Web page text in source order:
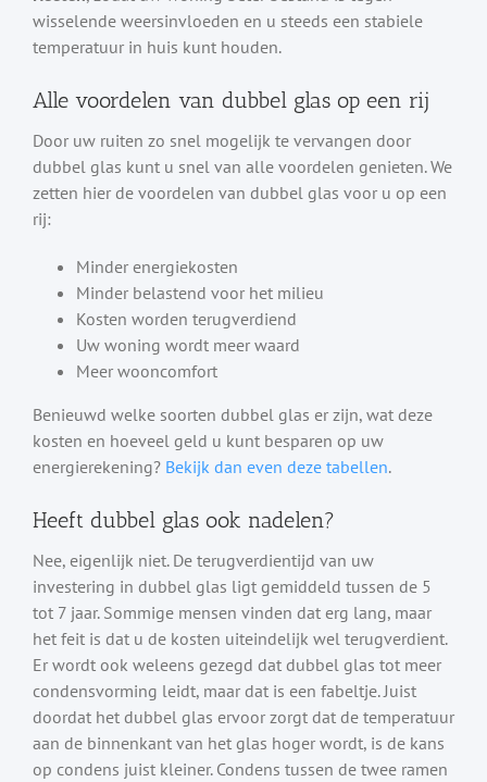
wisselende weersinvloeden en u steeds een stabiele
temperatuur in huis kunt houden.
Alle voordelen van dubbel glas op een rij
Door uw ruiten zo snel mogelijk te vervangen door
dubbel glas kunt u snel van alle voordelen genieten. We
zetten hier de voordelen van dubbel glas voor u op een
rij:
Minder energiekosten
Minder belastend voor het milieu
Kosten worden terugverdiend
Uw woning wordt meer waard
Meer wooncomfort
Benieuwd welke soorten dubbel glas er zijn, wat deze
kosten en hoeveel geld u kunt besparen op uw
energierekening? Bekijk dan even deze tabellen.
Heeft dubbel glas ook nadelen?
Nee, eigenlijk niet. De terugverdientijd van uw
investering in dubbel glas ligt gemiddeld tussen de 5
tot 7 jaar. Sommige mensen vinden dat erg lang, maar
het feit is dat u de kosten uiteindelijk wel terugverdient.
Er wordt ook weleens gezegd dat dubbel glas tot meer
condensvorming leidt, maar dat is een fabeltje. Juist
doordat het dubbel glas ervoor zorgt dat de temperatuur
aan de binnenkant van het glas hoger wordt, is de kans
op condens juist kleiner. Condens tussen de twee ramen